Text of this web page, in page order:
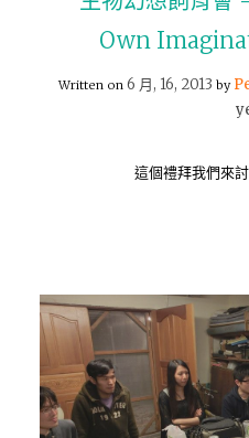
Own
Written on 6 月, 16, 2013 by
這個禮拜我們來